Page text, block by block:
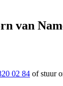
van
02 84 of stuur